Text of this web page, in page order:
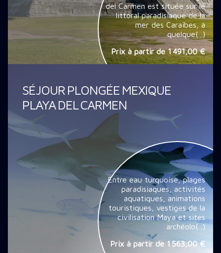
del Carmen est située sur le
littoral paradisiaque de la
mer des Caraïbes, à
quelque(...)
Prix à partir de1 491,00 €
SÉJOUR PLONGÉE MEXIQUE
PLAYA DEL CARMEN
Entre eau turquoise, plages
paradisiaques, activités
aquatiques, animations
touristiques, vestiges de la
civilisation Maya et sites
archéolo(...)
Prix à partir de1 563,00 €